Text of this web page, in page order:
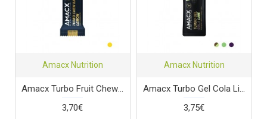
Amacx Nutrition
Amacx Turbo Fruit Chew Lemon
3,70€
Amacx Nutrition
Amacx Turbo Gel Cola Lime
3,75€